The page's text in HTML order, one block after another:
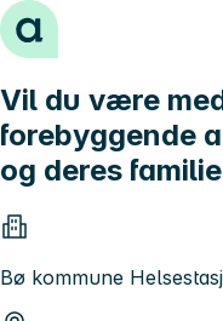
Hopp til innhold
Vil du være
forebyggende
og deres familie
Bø kommune